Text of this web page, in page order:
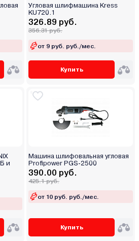
Угловая шлифмашина Kress
KU720.1
326.89 руб.
356.31 руб.
от 9 руб. руб./мес.
Купить
и
Машина шлифовальная угловая
Profipower PGS-2500
390.00 руб.
425.1 руб.
от 10 руб. руб./мес.
Купить